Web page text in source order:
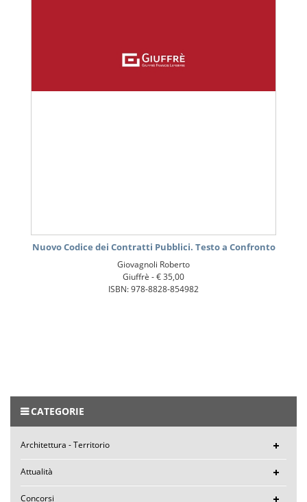
Nuovo Codice dei Contratti Pubblici. Testo a Confronto
Giovagnoli Roberto
Giuffrè -€ 35,00
ISBN: 978-8828-854982
CATEGORIE
Architettura - Territorio
Attualità
Concorsi